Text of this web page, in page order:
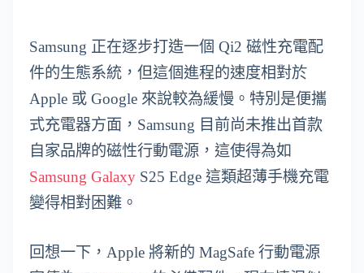
Samsung 正在逐步打造一個 Qi2 磁性充電配
件的生態系統，但這個進程的速度相對於
Apple 或 Google 來說較為緩慢。特別是便攜
式充電器方面，Samsung 目前尚未推出首款
自家品牌的磁性行動電源，這使得為如
Samsung Galaxy S25 Edge 這類超薄手機充電
變得相對困難。
回想一下，Apple 將新的 MagSafe 行動電源